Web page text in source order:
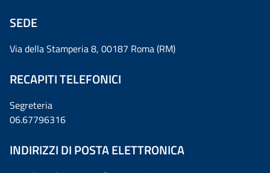
SEDE
Via della Stamperia 8, 00187 Roma (RM)
RECAPITI TELEFONICI
Segreteria
06.67796316
INDIRIZZI DI POSTA ELETTRONICA